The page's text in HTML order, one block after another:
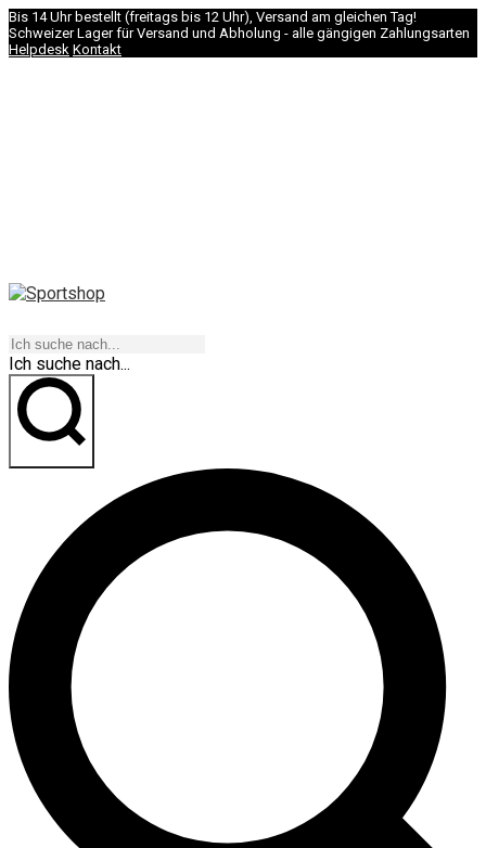
Bis 14 Uhr bestellt (freitags bis 12 Uhr), Versand am gleichen Tag!
Schweizer Lager für Versand und Abholung - alle gängigen Zahlungsarten
Helpdesk Kontakt
Ich suche nach...